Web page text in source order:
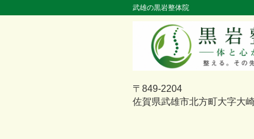
武雄の黒岩整体院
〒849-2204
佐賀県武雄市北方町大字大